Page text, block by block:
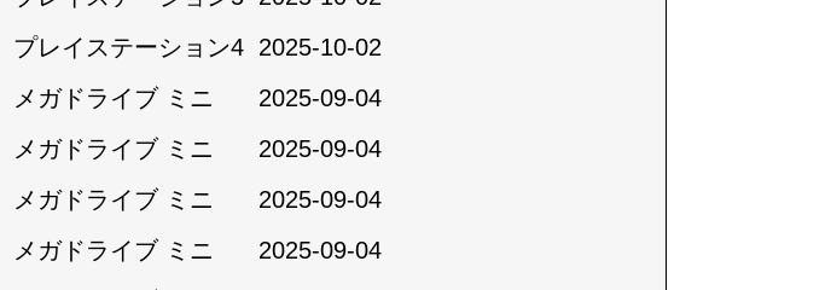
プレイステーション4 2025-10-02
メガドライブ ミニ
2025-09-04
メガドライブ ミニ
2025-09-04
メガドライブ ミニ
2025-09-04
メガドライブ ミニ
2025-09-04